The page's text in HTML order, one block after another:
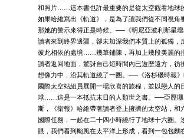
和照片……這本書也許最重要的是從太空觀看地
如果哈維寫出《軌道》，是為了讓我們從不同視角
那她的警示來得正是時候。──《明尼亞波利斯星
讀者來到終界邊疆，卻未加深我們本質上的孤獨，
彼此相依的處境……幾筆鋪陳，再加上幾段美麗的
讀者返回地面，驚訝自己短時間內已遊歷遠方，彷
想像力中，沿其軌道繞了一圈。──《洛杉磯時報
國際太空站組員展開一場欣喜的旅程，並以戀人的
球……這是一本抵抗末日的人類世之書。──亞歷珊
斯，《衛報》哈維帶著讀者登上擁擠的太空站，和
國際任務，一起在二十四小時繞行了地球十六圈。
眼，我們看到颱風在太平洋上形成，看到一包包麵